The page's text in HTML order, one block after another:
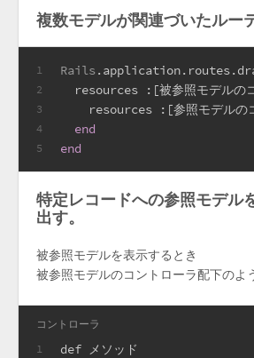
複数モデルが関連づいたルー
1
2
3
4
5
Rails
  resources
: [被参照モデルの
    resources
: [参照モデルの
end
end
特定レコードへの参照モデル
出す。
被参照モデルを表示するとき
被参照モデルのコントローラ配下のよ
コントローラ
1
def メソッド